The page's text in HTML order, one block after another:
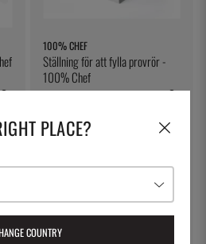
100% CHEF
Ställning för att fylla provrör -
100% Chef
PLACE?
COUNTRY